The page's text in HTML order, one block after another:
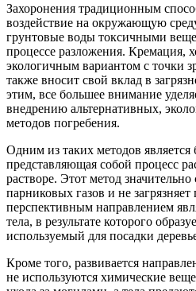
Захоронения традиционным
воздействие на окружающую
грунтовые воды токсичными
процессе разложения. Кремация,
экологичным вариантом с точки
также вносит свой вклад в
этим, все большее внимание
внедрению альтернативных,
методов погребения.
Одним из таких методов
представляющая собой процесс
растворе. Этот метод
парниковых газов и не
перспективным направлением
тела, в результате которого
используемый для посадки
Кроме того, развивается
не используются химические